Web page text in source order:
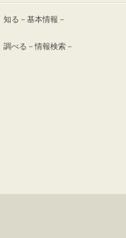
知る－基本情報－
調べる－情報検索－